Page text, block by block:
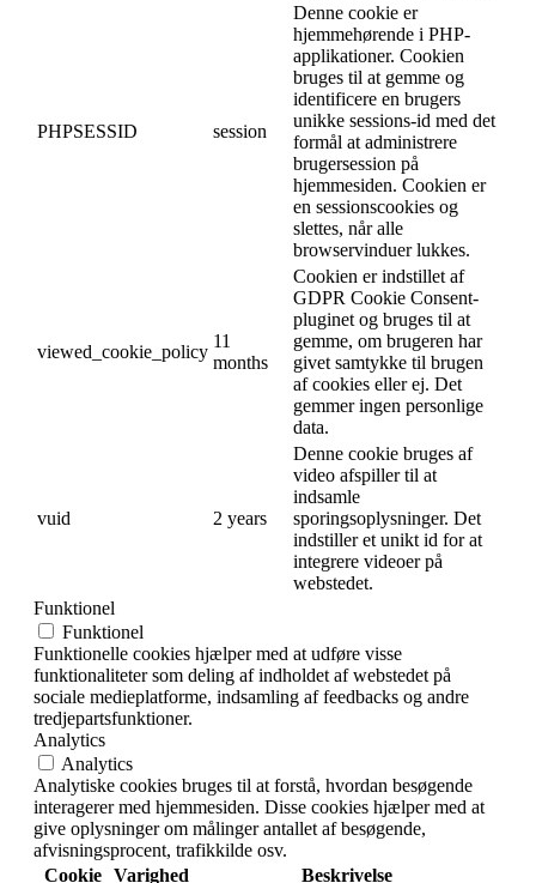
PHPSESSID session
Denne cookie er
hjemmehørende i PHP-
applikationer. Cookien
bruges til at gemme og
identificere en brugers
unikke sessions-id med det
formål at administrere
brugersession på
hjemmesiden. Cookien er
en sessionscookies og
slettes, når alle
browservinduer lukkes.
viewed_cookie_policy
11
months
Cookien er indstillet af
GDPR Cookie Consent-
pluginet og bruges til at
gemme, om brugeren har
givet samtykke til brugen
af cookies eller ej. Det
gemmer ingen personlige
data.
vuid 2 years
Denne cookie bruges af
video afspiller til at
indsamle
sporingsoplysninger. Det
indstiller et unikt id for at
integrere videoer på
webstedet.
Funktionel
Funktionel
Funktionelle cookies hjælper med at udføre visse
funktionaliteter som deling af indholdet af webstedet på
sociale medieplatforme, indsamling af feedbacks og andre
tredjepartsfunktioner.
Analytics
Analytics
Analytiske cookies bruges til at forstå, hvordan besøgende
interagerer med hjemmesiden. Disse cookies hjælper med at
give oplysninger om målinger antallet af besøgende,
afvisningsprocent, trafikkilde osv.
Cookie Varighed Beskrivelse